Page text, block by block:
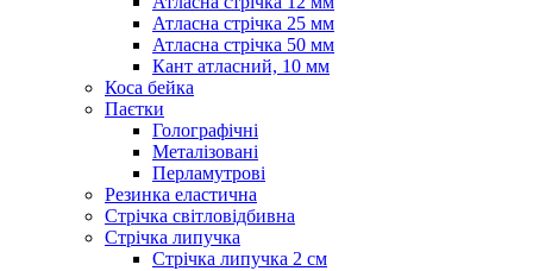
Атласна стрічка 25 мм
Атласна стрічка 50 мм
Кант атласний, 10 мм
Коса бейка
Паєтки
Голографічні
Металізовані
Перламутрові
Резинка еластична
Стрічка світловідбивна
Стрічка липучка
Стрічка липучка 2 см